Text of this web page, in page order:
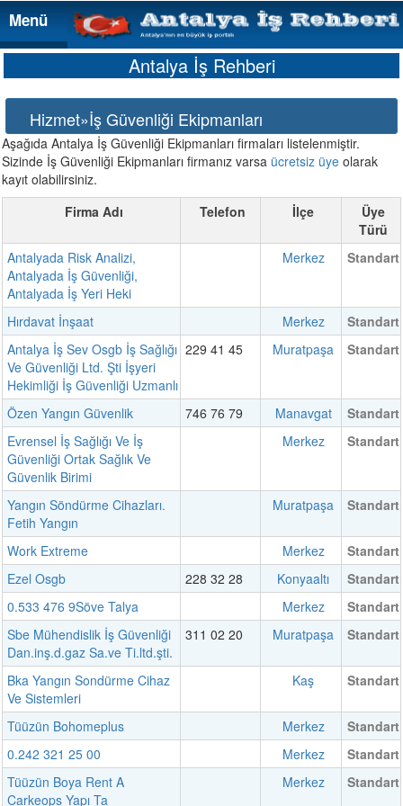
Menü
Menü
Antalya İş Rehberi
Hizmet»İş Güvenliği Ekipmanları
Aşağıda Antalya İş Güvenliği Ekipmanları firmaları listelenmiştir.
Sizinde İş Güvenliği Ekipmanları firmanız varsa ücretsiz üye olarak
kayıt olabilirsiniz.
Firma Adı
Telefon İlçe
Üye
Türü
Antalyada Risk Analizi,
Antalyada İş Güvenliği,
Antalyada İş Yeri Heki
Merkez Standart
Hırdavat İnşaat Merkez
Standart
Antalya İş Sev Osgb İş Sağlığı
Ve Güvenliği Ltd. Şti İşyeri
Hekimliği İş Güvenliği Uzmanlı
229 41 45 Muratpaşa Standart
Özen Yangın Güvenlik 746 76 79 Manavgat
Standart
Evrensel İş Sağlığı Ve İş
Güvenliği Ortak Sağlık Ve
Güvenlik Birimi
Merkez Standart
Yangın Söndürme Cihazları.
Fetih Yangın
Muratpaşa Standart
Work Extreme Merkez
Standart
Ezel Osgb
228 32 28 Konyaaltı
Standart
0.533 476 9Söve Talya
Merkez
Standart
Sbe Mühendislik İş Güvenliği
Dan.inş.d.gaz Sa.ve Ti.ltd.şti.
311 02 20 Muratpaşa Standart
Bka Yangın Sondürme Cihaz
Ve Sistemleri
Kaş Standart
Tüüzün Bohomeplus Merkez
Standart
0.242 321 25 00
Merkez
Standart
Tüüzün Boya Rent A
Carkeops Yapı Ta
Merkez Standart